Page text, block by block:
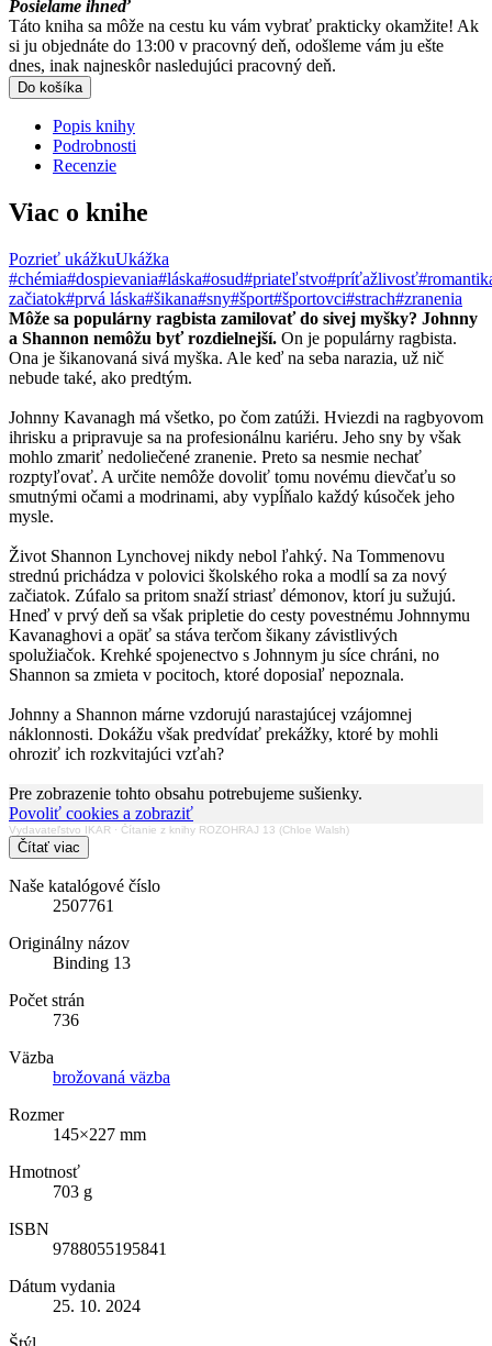
Posielame ihneď
Táto kniha sa môže na cestu ku vám vybrať prakticky okamžite! Ak
si ju objednáte do 13:00 v pracovný deň, odošleme vám ju ešte
dnes, inak najneskôr nasledujúci pracovný deň.
Do košíka
Popis knihy
Podrobnosti
Recenzie
Viac o knihe
Pozrieť ukážkuUkážka
#chémia#dospievania#láska#osud#priateľstvo#príťažlivosť
začiatok#prvá láska#šikana#sny#šport#športovci#strach#zranenia
Môže sa populárny ragbista zamilovať do sivej myšky? Johnny
a Shannon nemôžu byť rozdielnejší. On je populárny ragbista.
Ona je šikanovaná sivá myška. Ale keď na seba narazia, už nič
nebude také, ako predtým.
Johnny Kavanagh má všetko, po čom zatúži. Hviezdi na ragbyovom
ihrisku a pripravuje sa na profesionálnu kariéru. Jeho sny by však
mohlo zmariť nedoliečené zranenie. Preto sa nesmie nechať
rozptyľovať. A určite nemôže dovoliť tomu novému dievčaťu so
smutnými očami a modrinami, aby vypĺňalo každý kúsoček jeho
mysle.
Život Shannon Lynchovej nikdy nebol ľahký. Na Tommenovu
strednú prichádza v polovici školského roka a modlí sa za nový
začiatok. Zúfalo sa pritom snaží striasť démonov, ktorí ju sužujú.
Hneď v prvý deň sa však pripletie do cesty povestnému Johnnymu
Kavanaghovi a opäť sa stáva terčom šikany závistlivých
spolužiačok. Krehké spojenectvo s Johnnym ju síce chráni, no
Shannon sa zmieta v pocitoch, ktoré doposiaľ nepoznala.
Johnny a Shannon márne vzdorujú narastajúcej vzájomnej
náklonnosti. Dokážu však predvídať prekážky, ktoré by mohli
ohroziť ich rozkvitajúci vzťah?
Pre zobrazenie tohto obsahu potrebujeme sušienky.
Povoliť cookies a zobraziť
Vydavateľstvo IKAR · Čítanie z knihy ROZOHRAJ 13 (Chloe Walsh)
Čítať viac
Naše katalógové číslo
2507761
Originálny názov
Binding 13
Počet strán
736
Väzba
brožovaná väzba
Rozmer
145×227 mm
Hmotnosť
703 g
ISBN
9788055195841
Dátum vydania
25. 10. 2024